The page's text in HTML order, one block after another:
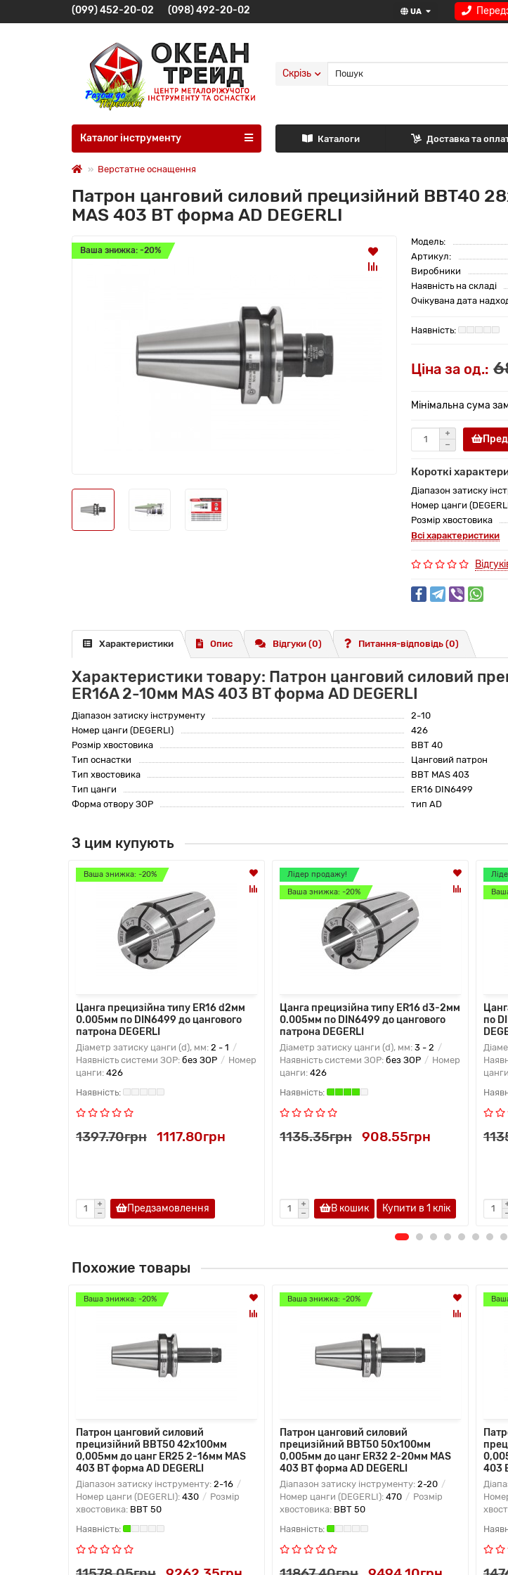
UA
(099) 452-20-02 (098) 492-20-02
Скрізь
Каталог інструменту Каталоги Доставка та
Верстатне оснащення
Патрон цанговий силовий прецизійний BBT40
MAS 403 BT форма AD DEGERLI
Ваша знижка: -20%
Модель:
Артикул:
Виробники
Наявність на складі
Очікувана дата
Ціна за од.:
Мінімальна сума
Короткі
Діапазон затиску
Номер цанги
Розмір хвостовика
Всі характеристики
Характеристики Опис Відгуки (0) Питання-відповідь (0)
Характеристики товару: Патрон цанговий силовий
ER16A 2-10мм MAS 403 BT форма AD DEGERLI
Діапазон затиску інструменту
2-10
Номер цанги (DEGERLI)
426
Розмір хвостовика
BBT 40
Тип оснастки
Цанговий патрон
Тип хвостовика
BBT MAS 403
Тип цанги
ER16 DIN6499
Форма отвору ЗОР
тип AD
З цим купують
Ваша знижка: -20%
Цанга прецизійна типу ER16 d2мм
0.005мм по DIN6499 до цангового
патрона DEGERLI
Діаметр затиску цанги (d), мм: 2 - 1
Наявність системи ЗОР: без ЗОР
Номер
цанги: 426
1397.70грн 1117.80грн
Предзамовлення
Лідер продажу!
Ваша знижка: -20%
Цанга прецизійна типу ER16 d3-2мм
0.005мм по DIN6499 до цангового
патрона DEGERLI
Діаметр затиску цанги (d), мм: 3 - 2
Наявність системи ЗОР: без ЗОР
Номер
цанги: 426
1135.35грн 908.55грн
В кошик Купити в 1 клiк
по
Похожие товары
Ваша знижка: -20%
Патрон цанговий силовий
прецизійний BBT50 42x100мм
0,005мм до цанг ER25 2-16мм MAS
403 BT форма AD DEGERLI
Діапазон затиску інструменту: 2-16
Номер цанги (DEGERLI): 430
Розмір
хвостовика: BBT 50
Ваша знижка: -20%
Патрон цанговий силовий
прецизійний BBT50 50x100мм
0,005мм до цанг ER32 2-20мм MAS
403 BT форма AD DEGERLI
Діапазон затиску інструменту: 2-20
Номер цанги (DEGERLI): 470
Розмір
хвостовика: BBT 50
403